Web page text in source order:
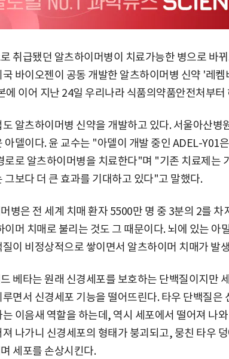
취급됐던 알츠하이머병이 치료가능한 병으로 바
국 바이오젠이 공동 개발한 알츠하이머병 신약 '레
에 이어 지난 24일 우리나라 식품의약품안전처부터
알츠하이머병 신약을 개발하고 있다. 서울아산병
아델이다. 윤 교수는 "아델이 개발 중인 ADEL-Y01
로로 알츠하이머병을 치료한다"며 "기존 치료제는
그보다 더 큰 효과를 기대하고 있다"고 말했다.
병은 전 세계 치매 환자 5500만 명 중 3분의 2를 차
이머 치매로 불리는 것도 그 때문이다. 뇌에 있는 아
질이 비정상적으로 쌓이면서 알츠하이머 치매가 발
베타는 원래 신경세포를 보호하는 단백질이지만
면서 신경세포 기능을 떨어뜨린다. 타우 단백질은
이음새 역할을 하는데, 역시 세포에서 떨어져 나
나가니 신경세포의 형태가 붕괴되고, 뭉친 타우
세포를 손상시킨다.